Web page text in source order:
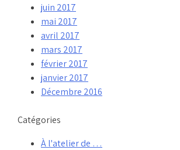
juin 2017
mai 2017
avril 2017
mars 2017
février 2017
janvier 2017
Décembre 2016
Catégories
À l'atelier de …